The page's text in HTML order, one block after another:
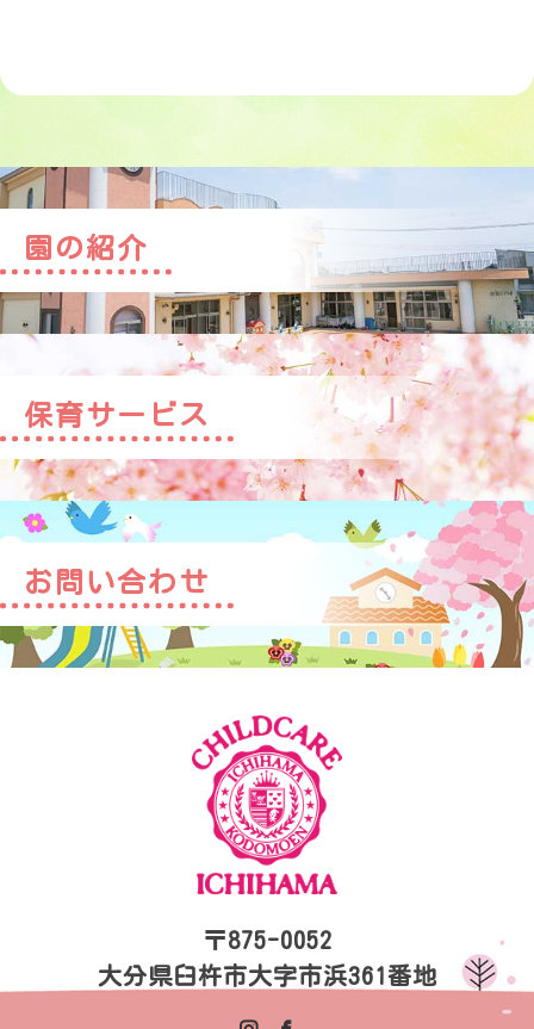
園の紹介
保育サービス
お問い合わせ
〒875-0052
大分県臼杵市大字市浜361番地